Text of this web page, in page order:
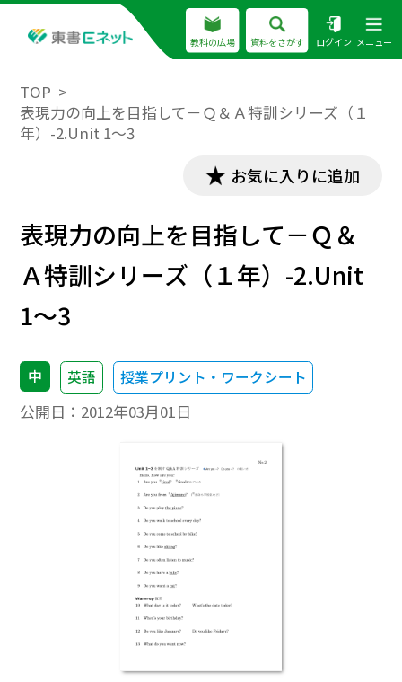
教科の広場 資料をさがす ログイン メニュー
TOP
表現力の向上を目指して－Ｑ＆Ａ特訓シリーズ（１
年）-2.Unit 1～3
お気に入りに追加
表現力の向上を目指して－Ｑ＆
Ａ特訓シリーズ（１年）-2.Unit
1～3
中 英語 授業プリント・ワークシート
公開日： 2012年03月01日